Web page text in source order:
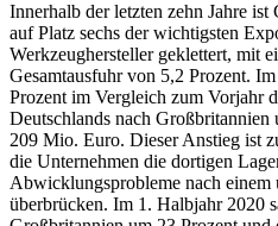
Innerhalb der letzten zehn Jahre
auf Platz sechs der wichtigsten
Werkzeughersteller geklettert, mit
Gesamtausfuhr von 5,2 Prozent.
Prozent im Vergleich zum Vorjahr
Deutschlands nach Großbritannien
209 Mio. Euro. Dieser Anstieg ist
die Unternehmen die dortigen
Abwicklungsprobleme nach einem
überbrücken. Im 1. Halbjahr 2020